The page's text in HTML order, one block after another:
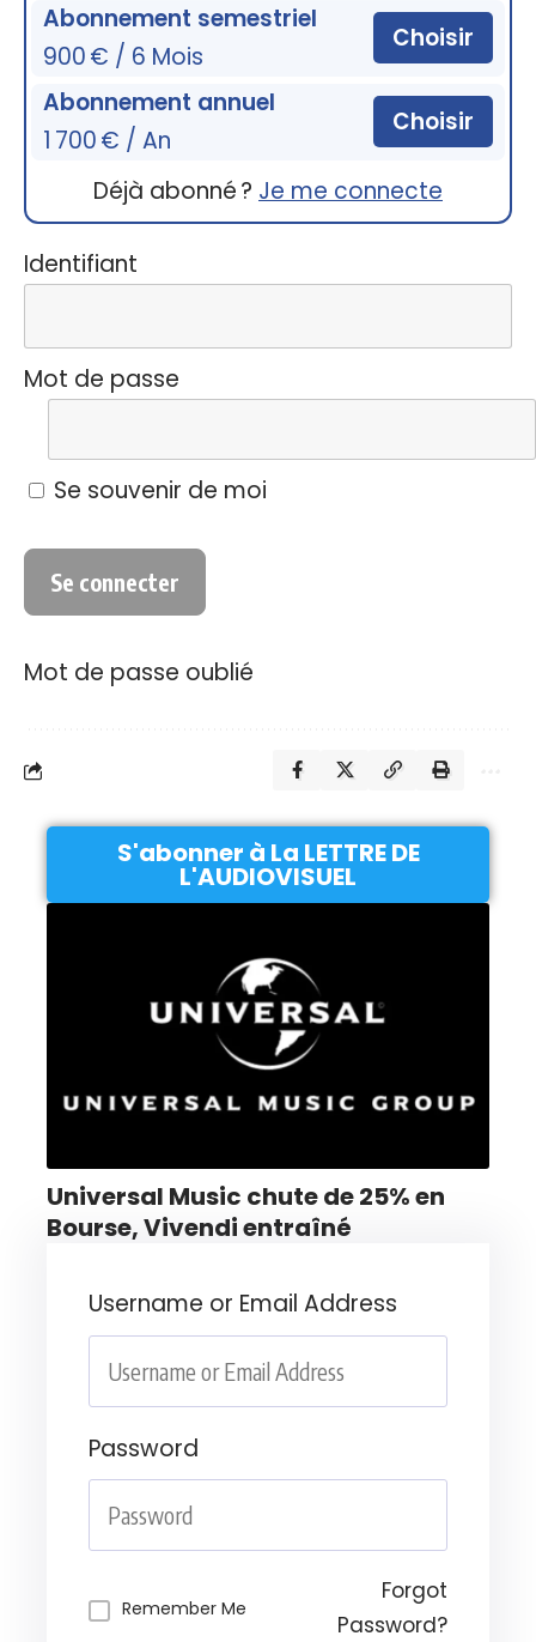
Abonnement semestriel
900 € / 6 Mois
Choisir
Abonnement annuel
1 700 € / An
Choisir
Déjà abonné ? Je me connecte
Identifiant
Mot de passe
Se souvenir de moi
Mot de passe oublié
S'abonner à La LETTRE DE
L'AUDIOVISUEL
Universal Music chute de 25% en
Bourse, Vivendi entraîné
Username or Email Address
Password
Remember Me
Forgot
Password?